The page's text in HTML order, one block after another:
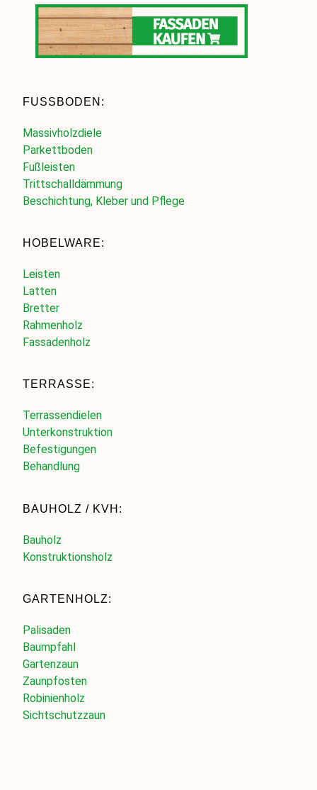
FUSSBODEN:
Massivholzdiele
Parkettboden
Fußleisten
Trittschalldämmung
Beschichtung, Kleber und Pflege
HOBELWARE:
Leisten
Latten
Bretter
Rahmenholz
Fassadenholz
TERRASSE:
Terrassendielen
Unterkonstruktion
Befestigungen
Behandlung
BAUHOLZ / KVH:
Bauholz
Konstruktionsholz
GARTENHOLZ:
Palisaden
Baumpfahl
Gartenzaun
Zaunpfosten
Robinienholz
Sichtschutzzaun